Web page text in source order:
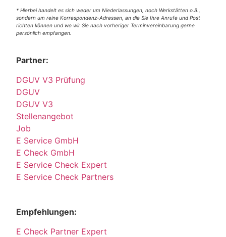
* Hierbei handelt es sich weder um Niederlassungen, noch Werkstätten o.ä.,
sondern um reine Korrespondenz-Adressen, an die Sie Ihre Anrufe und Post
richten können und wo wir Sie nach vorheriger Terminvereinbarung gerne
persönlich empfangen.
Partner:
DGUV V3 Prüfung
DGUV
DGUV V3
Stellenangebot
Job
E Service GmbH
E Check GmbH
E Service Check Expert
E Service Check Partners
Empfehlungen:
E Check Partner Expert